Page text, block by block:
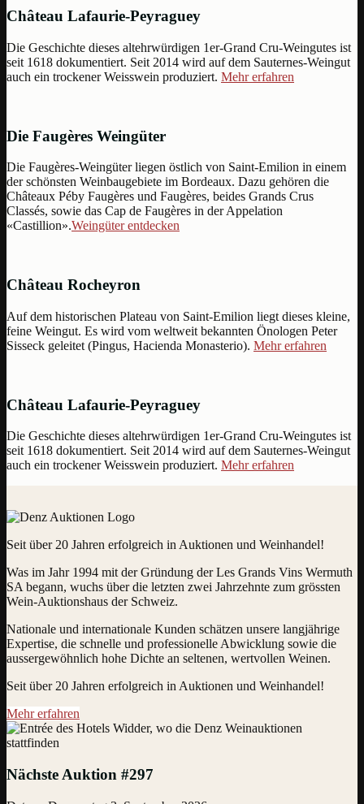
Château Lafaurie-Peyraguey
Die Geschichte dieses altehrwürdigen 1er-Grand Cru-Weingutes ist
seit 1618 dokumentiert. Seit 2014 wird auf dem Sauternes-Weingut
auch ein trockener Weisswein produziert. Mehr erfahren
Die Faugères Weingüter
Die Faugères-Weingüter liegen östlich von Saint-Emilion in einem
der schönsten Weinbaugebiete im Bordeaux. Dazu gehören die
Châteaux Péby Faugères und Faugères, beides Grands Crus
Classés, sowie das Cap de Faugères in der Appelation
«Castillion».Weingüter entdecken
Château Rocheyron
Auf dem historischen Plateau von Saint-Emilion liegt dieses kleine,
feine Weingut. Es wird vom weltweit bekannten Önologen Peter
Sisseck geleitet (Pingus, Hacienda Monasterio). Mehr erfahren
Château Lafaurie-Peyraguey
Die Geschichte dieses altehrwürdigen 1er-Grand Cru-Weingutes ist
seit 1618 dokumentiert. Seit 2014 wird auf dem Sauternes-Weingut
auch ein trockener Weisswein produziert. Mehr erfahren
Seit über 20 Jahren erfolgreich in Auktionen und Weinhandel!
Was im Jahr 1994 mit der Gründung der Les Grands Vins Wermuth
SA begann, wuchs über die letzten zwei Jahrzehnte zum grössten
Wein-Auktionshaus der Schweiz.
Nationale und internationale Kunden schätzen unsere langjährige
Expertise, die schnelle und professionelle Abwicklung sowie die
aussergewöhnlich hohe Dichte an seltenen, wertvollen Weinen.
Seit über 20 Jahren erfolgreich in Auktionen und Weinhandel!
Mehr erfahren
Nächste Auktion #297